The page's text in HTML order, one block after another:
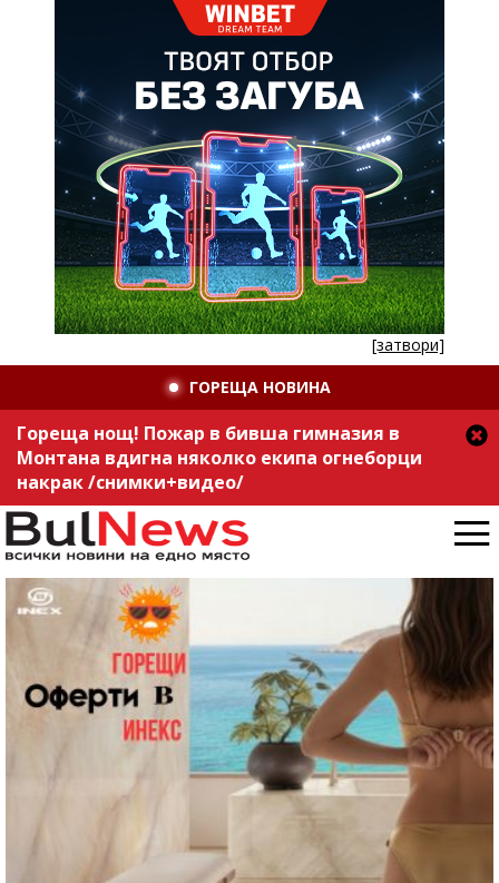
[затвори]
ГОРЕЩА НОВИНА
Гореща нощ! Пожар в бивша гимназия в
Монтана вдигна няколко екипа огнеборци
накрак /снимки+видео/